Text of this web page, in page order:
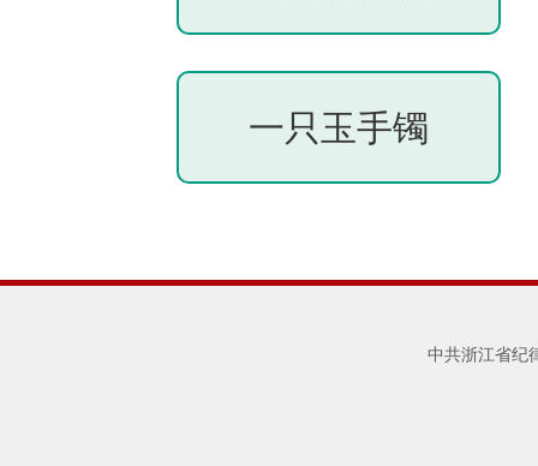
一只玉手镯
中共浙江省纪